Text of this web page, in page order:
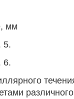
мм
5.
6.